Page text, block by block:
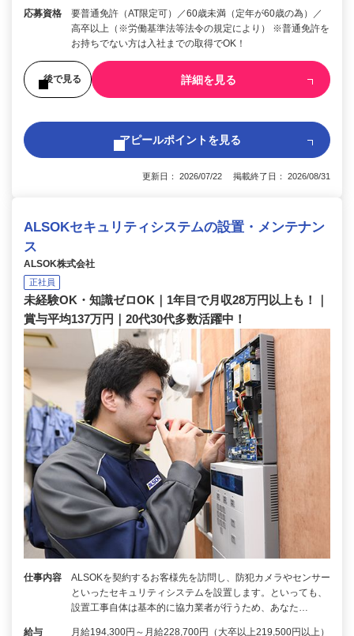
応募資格
要普通免許（AT限定可）／60歳未満（定年が60歳の為）／
高卒以上（※労働基準法等法令の規定により） ※普通免許を
お持ちでない方は入社までの取得でOK！
後で見る 詳細を見る
アピールポイントを見る
更新日： 2026/07/22 掲載終了日： 2026/08/31
ALSOKセキュリティシステムの設置・メンテナン
ス
ALSOK株式会社
正社員
未経験OK・知識ゼロOK｜1年目で月収28万円以上も！｜
賞与平均137万円｜20代30代多数活躍中！
仕事内容
ALSOKを契約するお客様先を訪問し、防犯カメラやセンサー
といったセキュリティシステムを設置します。といっても、
設置工事自体は基本的に協力業者が行うため、あなた…
給与 月給194,300円～月給228,700円（大卒以上219,500円以上）